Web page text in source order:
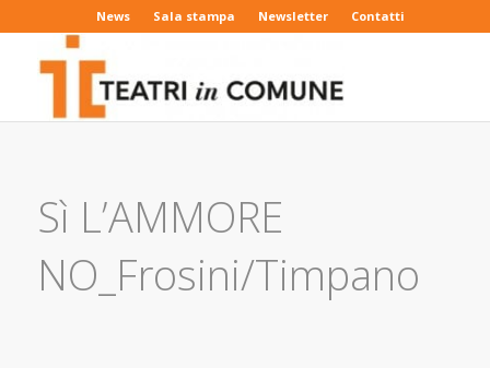
News Sala stampa Newsletter Contatti
Sì L’AMMORE
NO_Frosini/Timpano